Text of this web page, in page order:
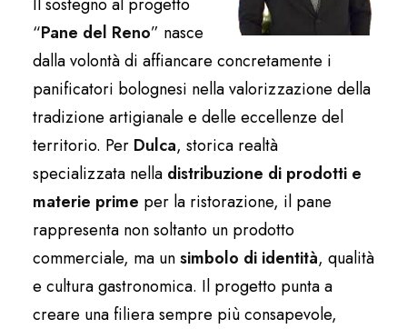
“Pane del Reno” nasce
dalla volontà di affiancare concretamente i
panificatori bolognesi nella valorizzazione della
tradizione artigianale e delle eccellenze del
territorio. Per Dulca, storica realtà
specializzata nella distribuzione di prodotti e
materie prime per la ristorazione, il pane
rappresenta non soltanto un prodotto
commerciale, ma unsimbolo di identità, qualità
e cultura gastronomica. Il progetto punta a
creare una filiera sempre più consapevole,